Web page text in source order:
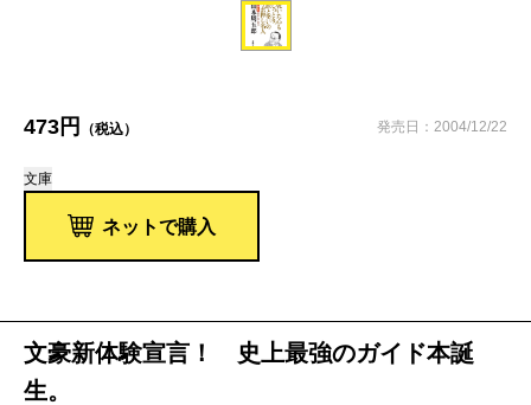
473円 （税込） 発売日：2004/12/22
文庫
ネットで購入
文豪新体験宣言！ 史上最強のガイド本誕
生。